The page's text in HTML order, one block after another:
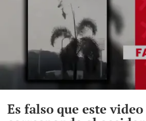
Es falso que este video